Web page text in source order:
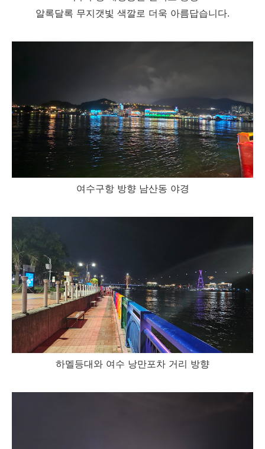
알록달록 무지갯빛 색깔로 더욱 아름답습니다.
여수구항 방향 남산동 야경
하멜등대와 여수 낭만포차 거리 방향